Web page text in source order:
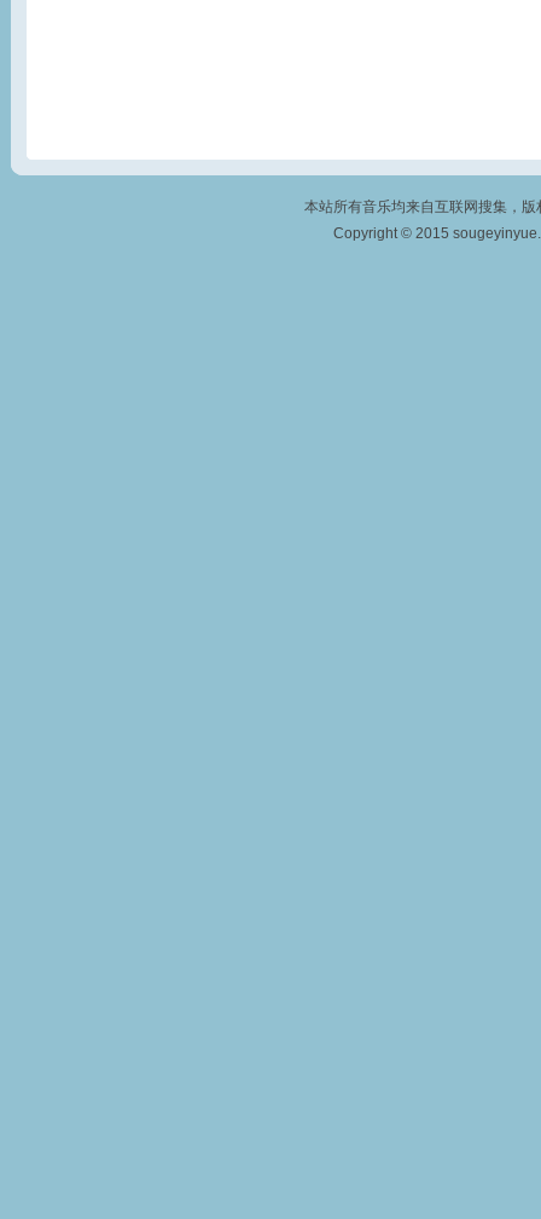
本站所有音乐均来自互联网搜集，
Copyright © 2015